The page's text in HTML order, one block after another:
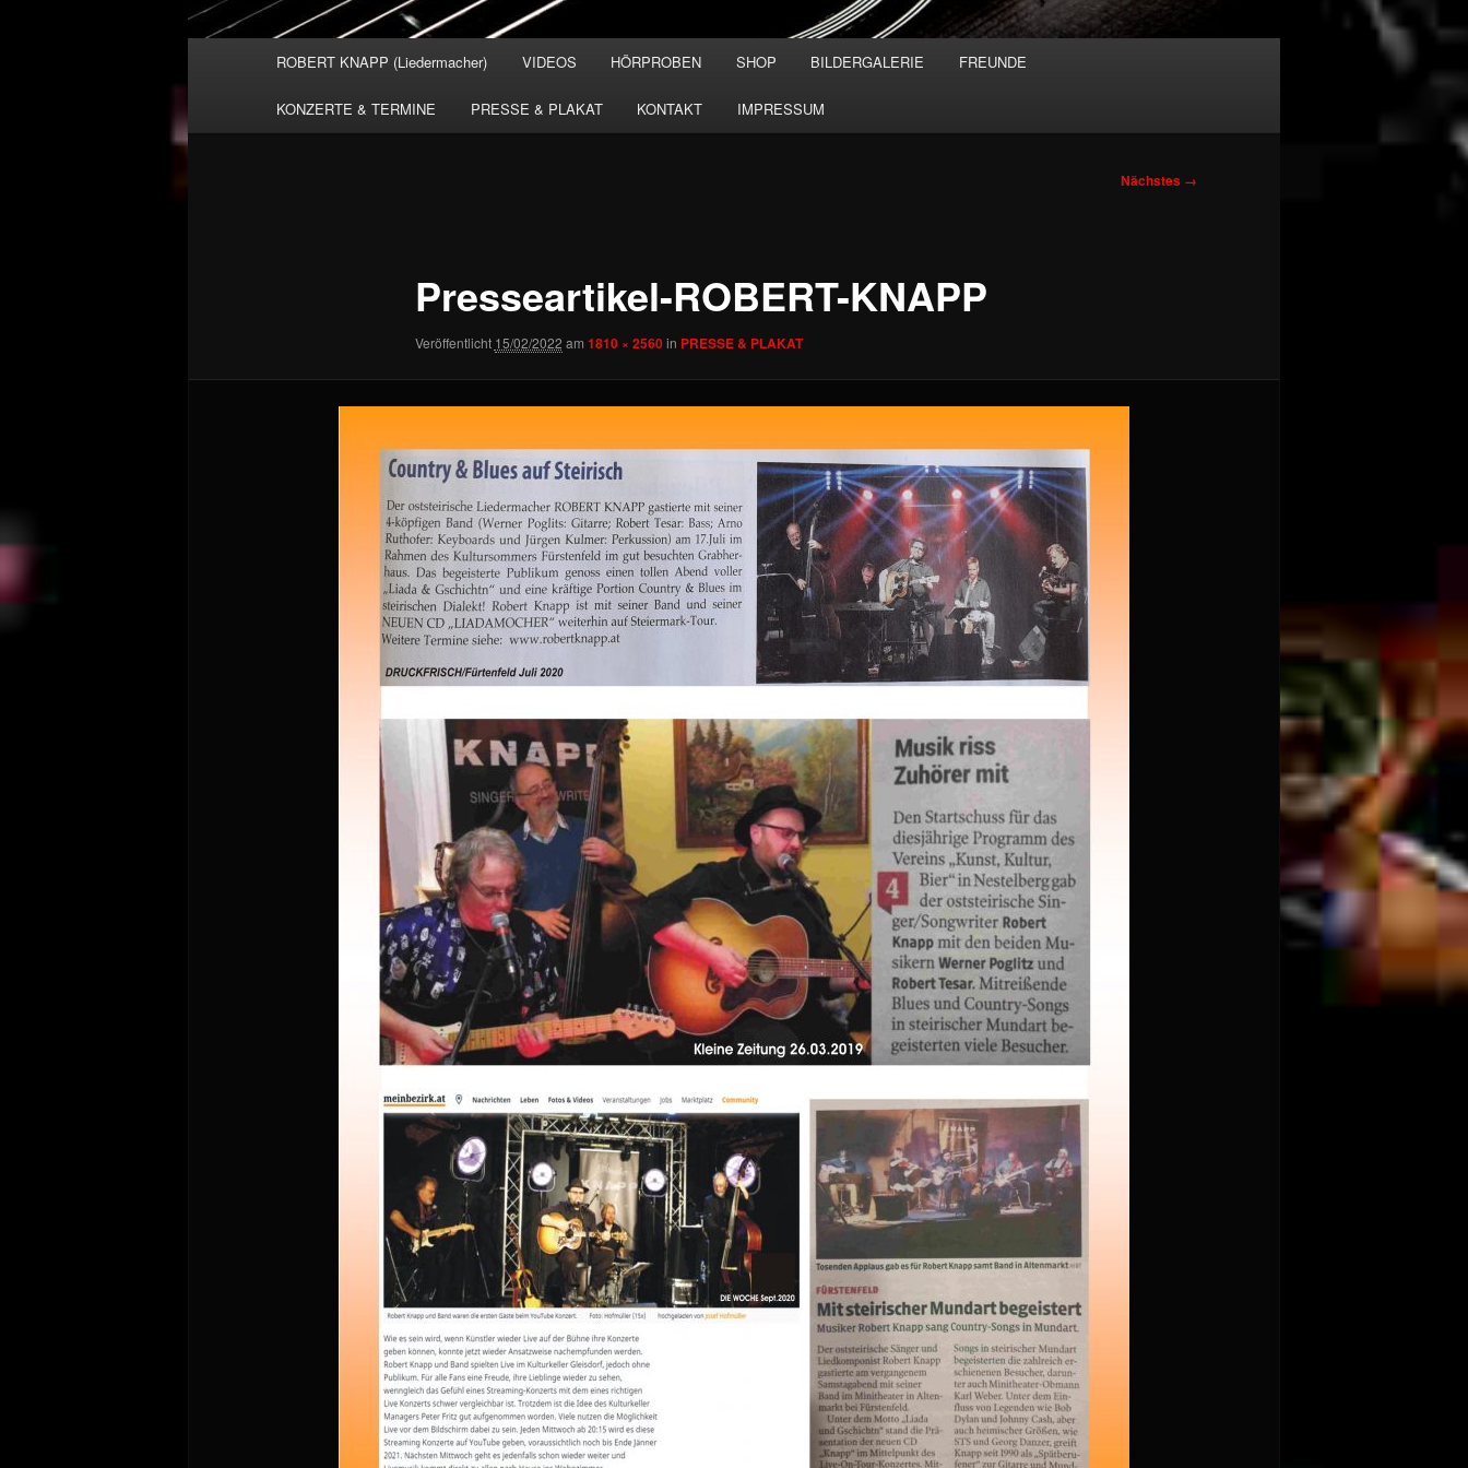
ROBERT KNAPP (Liedermacher) VIDEOS HÖRPROBEN SHOP BILDERGALERIE FREUNDE
KONZERTE & TERMINE PRESSE & PLAKAT KONTAKT IMPRESSUM
Nächstes →
Presseartikel-ROBERT-KNAPP
Veröffentlicht 15/02/2022 am 1810 × 2560in PRESSE & PLAKAT